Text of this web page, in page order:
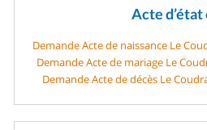
Acte
Demande Acte de naissance Le
Demande Acte de mariage Le
Demande Acte de décès Le